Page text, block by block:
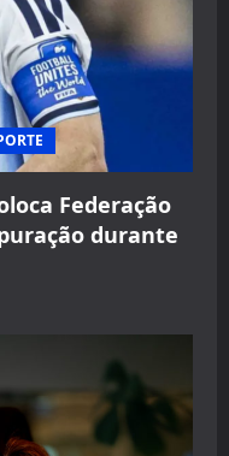
Federação
durante